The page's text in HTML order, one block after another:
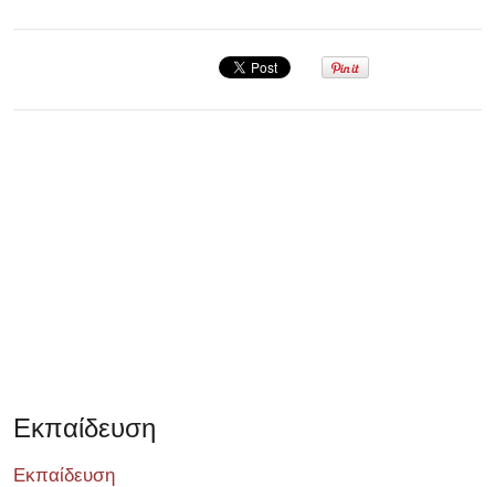
Εκπαίδευση
Εκπαίδευση